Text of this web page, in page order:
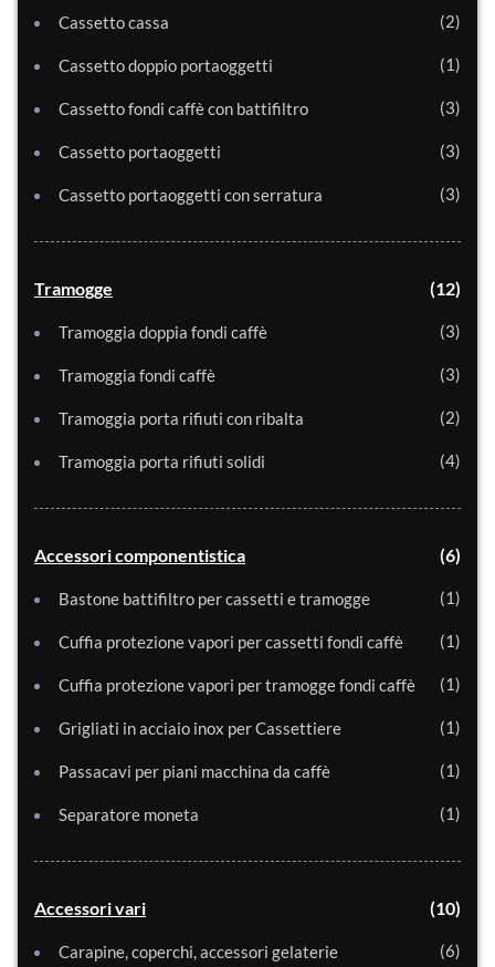
Cassetto cassa 2
Cassetto doppio portaoggetti 1
Cassetto fondi caffè con battifiltro 3
Cassetto portaoggetti 3
Cassetto portaoggetti con serratura 3
Tramogge 12
Tramoggia doppia fondi caffè 3
Tramoggia fondi caffè 3
Tramoggia porta rifiuti con ribalta 2
Tramoggia porta rifiuti solidi 4
Accessori componentistica 6
Bastone battifiltro per cassetti e tramogge 1
Cuffia protezione vapori per cassetti fondi caffè 1
Cuffia protezione vapori per tramogge fondi caffè 1
Grigliati in acciaio inox per Cassettiere 1
Passacavi per piani macchina da caffè 1
Separatore moneta 1
Accessori vari 10
Carapine, coperchi, accessori gelaterie 6